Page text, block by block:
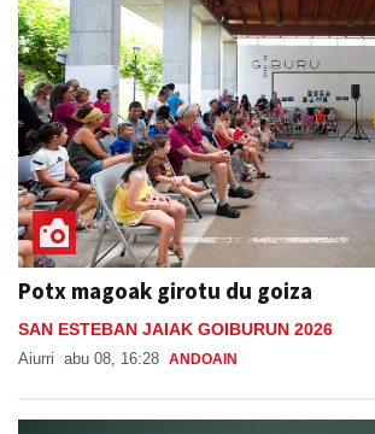
Potx magoak girotu du goiza
SAN ESTEBAN JAIAK GOIBURUN 2026
Aiurri abu 08, 16:28 ANDOAIN